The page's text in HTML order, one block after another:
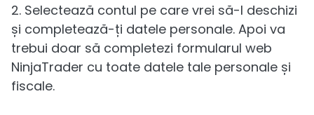
2. Selectează contul pe care vrei să-l deschizi
și completează-ți datele personale. Apoi va
trebui doar să completezi formularul web
NinjaTrader cu toate datele tale personale și
fiscale.